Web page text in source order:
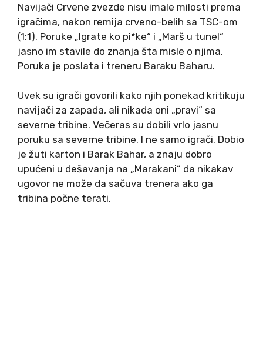
Navijači Crvene zvezde nisu imale milosti prema
igračima, nakon remija crveno-belih sa TSC-om
(1:1). Poruke „Igrate ko pi*ke“ i „Marš u tunel“
jasno im stavile do znanja šta misle o njima.
Poruka je poslata i treneru Baraku Baharu.
Uvek su igrači govorili kako njih ponekad kritikuju
navijači za zapada, ali nikada oni „pravi“ sa
severne tribine. Večeras su dobili vrlo jasnu
poruku sa severne tribine. I ne samo igrači. Dobio
je žuti karton i Barak Bahar, a znaju dobro
upućeni u dešavanja na „Marakani“ da nikakav
ugovor ne može da sačuva trenera ako ga
tribina počne terati.